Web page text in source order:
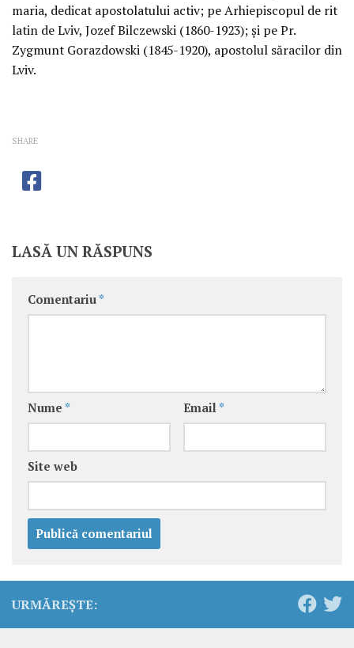
maria, dedicat apostolatului activ; pe Arhiepiscopul de rit
latin de Lviv, Jozef Bilczewski (1860-1923); şi pe Pr.
Zygmunt Gorazdowski (1845-1920), apostolul săracilor din
Lviv.
SHARE
LASĂ UN RĂSPUNS
Comentariu *
Nume * Email *
Site web
URMĂREȘTE: